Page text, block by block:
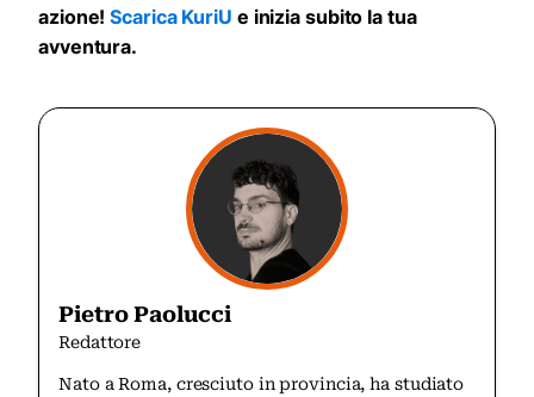
azione!Scarica KuriU e inizia subito la tua
avventura.
Pietro Paolucci
Redattore
Nato a Roma, cresciuto in provincia, ha studiato